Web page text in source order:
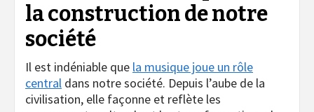
la construction de notre
société
Il est indéniable que la musique joue un rôle
central dans notre société. Depuis l’aube de la
civilisation, elle façonne et reflète les